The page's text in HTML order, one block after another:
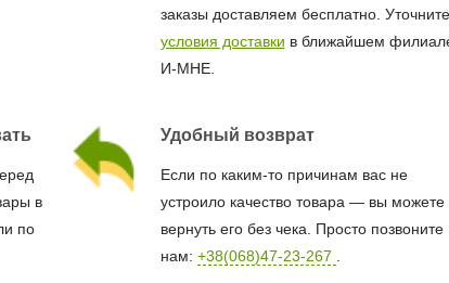
заказы доставляем бесплатно. Уточните
условия доставки в ближайшем
И-МНЕ.
в
по
Удобный возврат
Если по каким-то причинам вас не
устроило качество товара — вы можете
вернуть его без чека. Просто позвоните
нам: +38(068)47-23-267